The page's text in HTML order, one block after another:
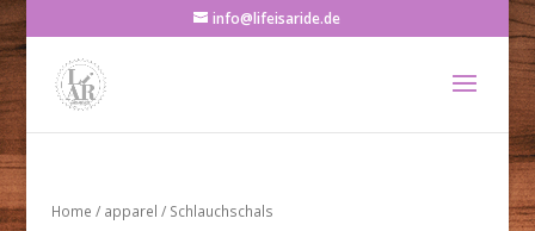
info@lifeisaride.de
Home / apparel / Schlauchschals